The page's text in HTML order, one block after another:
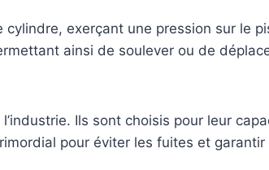
cylindre, exerçant une pression sur le
ainsi de soulever ou de
Ils sont choisis pour leur
pour éviter les fuites et garantir